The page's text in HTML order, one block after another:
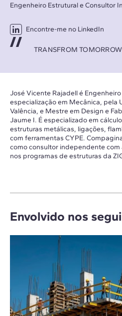
Engenheiro Estrutural e Consultor
Encontre-me no LinkedIn
TRANSFROM
José Vicente Rajadell é
especialização em Mecânica, pela
Valência, e Mestre em Design e
Jaume I. É especializado em
estruturas metálicas, ligações,
com ferramentas CYPE.
como consultor independente com
nos programas de estruturas da
Envolvido nos